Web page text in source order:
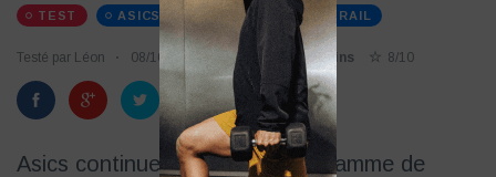
TEST ASICS CHAUSSURES-DE-TRAIL
Testé par Léon 08/10 Temps de lecture 4 mins 8/10
Asics continue l’affinage de sa gamme de